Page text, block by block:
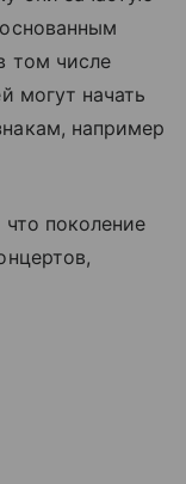
том числе
могут начать
например
что поколение